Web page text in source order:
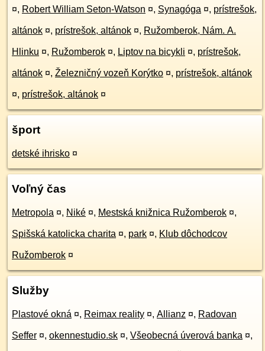
¤, Robert William Seton-Watson ¤, Synagóga ¤, prístrešok,
altánok ¤, prístrešok, altánok ¤, Ružomberok, Nám. A.
Hlinku ¤, Ružomberok ¤, Liptov na bicykli ¤, prístrešok,
altánok ¤, Železničný vozeň Korýtko ¤, prístrešok, altánok
¤, prístrešok, altánok ¤
šport
detské ihrisko ¤
Voľný čas
Metropola ¤, Niké ¤, Mestská knižnica Ružomberok ¤,
Spišská katolicka charita ¤, park ¤, Klub dôchodcov
Ružomberok ¤
Služby
Plastové okná ¤, Reimax reality ¤, Allianz ¤, Radovan
Seffer ¤, okennestudio.sk ¤, Všeobecná úverová banka ¤,